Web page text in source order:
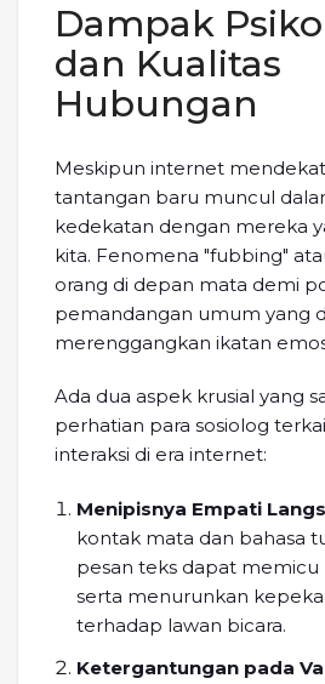
Dampak
dan Kualitas
Hubungan
Meskipun internet
tantangan baru muncul
kedekatan dengan mereka
kita. Fenomena "fubbing"
orang di depan mata demi
pemandangan umum yang
merenggangkan ikatan
Ada dua aspek krusial yang
perhatian para sosiolog
interaksi di era internet:
Menipisnya Empati
kontak mata dan bahasa
pesan teks dapat memicu
serta menurunkan
terhadap lawan bicara.
Ketergantungan pada